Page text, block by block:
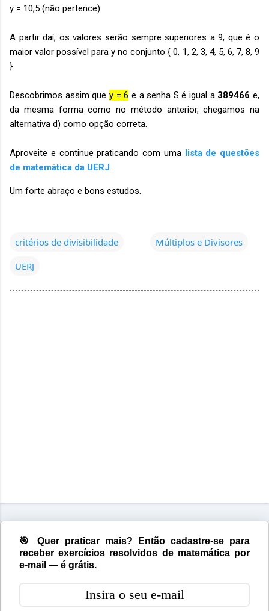
y = 10,5 (não pertence)
A partir daí, os valores serão sempre superiores a 9, que é o
maior valor possível para y no conjunto { 0, 1, 2, 3, 4, 5, 6, 7, 8, 9
}.
Descobrimos assim que y = 6 e a senha S é igual a 389466 e,
da mesma forma como no método anterior, chegamos na
alternativa d) como opção correta.
Aproveite e continue praticando com uma lista de questões
de matemática da UERJ.
Um forte abraço e bons estudos.
critérios de divisibilidade
Múltiplos e Divisores
UERJ
🎯 Quer praticar mais? Então cadastre-se para
receber exercícios resolvidos de matemática por
e-mail — é grátis.